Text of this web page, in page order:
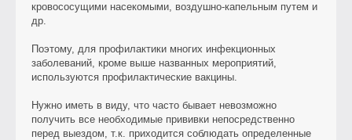
кровососущими насекомыми, воздушно-капельным путем и
др.
Поэтому, для профилактики многих инфекционных
заболеваний, кроме выше названных мероприятий,
используются профилактические вакцины.
Hужно иметь в виду, что часто бывает невозможно
получить все необходимые прививки непосредственно
перед выездом, т.к. приходится соблюдать определенные